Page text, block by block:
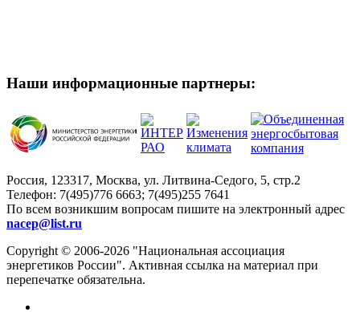
Наши информационные партнеры:
Россия, 123317, Москва, ул. Литвина-Седого, 5, стр.2
Телефон: 7(495)776 6663; 7(495)255 7641
По всем возникшим вопросам пишите на электронный адрес
nacep@list.ru
Copyright © 2006-2026 "Национальная ассоциация
энергетиков России". Активная ссылка на материал при
перепечатке обязательна.